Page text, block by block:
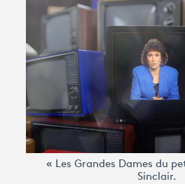
« Les Grandes Dames du
Sinclair.